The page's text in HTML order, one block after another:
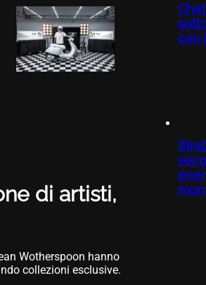
di artisti,
Wotherspoon hanno
collezioni esclusive.
con